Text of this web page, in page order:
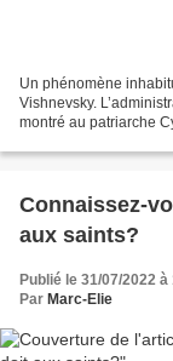
Un phénomène
Vishnevsky.
montré au patriarche
Connaissez-
aux saints?
Publié le 31/07/2022 à
Par Marc-Elie